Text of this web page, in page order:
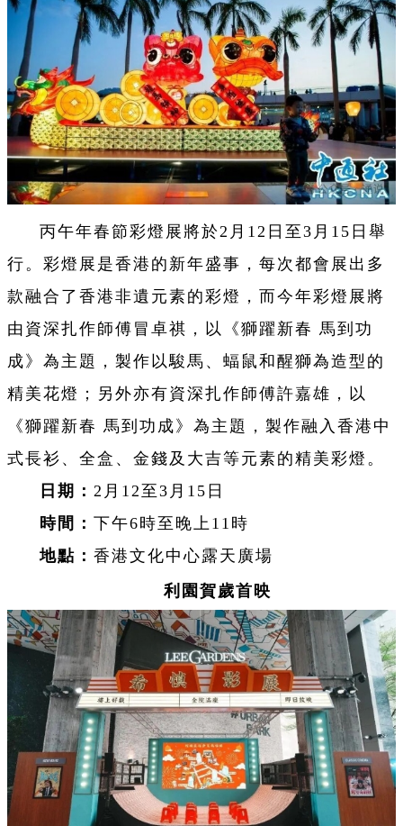
丙午年春節彩燈展將於2月12日至3月15日舉
行。彩燈展是香港的新年盛事，每次都會展出多
款融合了香港非遺元素的彩燈，而今年彩燈展將
由資深扎作師傅冒卓祺，以《獅躍新春 馬到功
成》為主題，製作以駿馬、蝠鼠和醒獅為造型的
精美花燈；另外亦有資深扎作師傅許嘉雄，以
《獅躍新春 馬到功成》為主題，製作融入香港中
式長衫、全盒、金錢及大吉等元素的精美彩燈。
日期： 2月12至3月15日
時間： 下午6時至晚上11時
地點： 香港文化中心露天廣場
利園賀歲首映